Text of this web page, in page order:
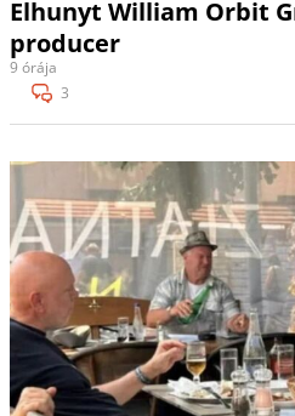
Elhunyt William Orbit
producer
9 órája
3